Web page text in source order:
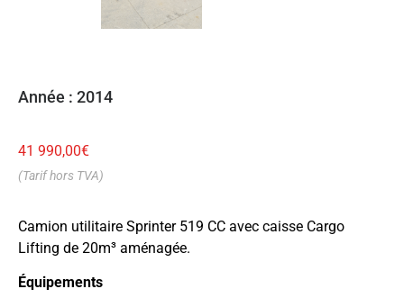
Année : 2014
41 990,00€
(Tarif hors TVA)
Camion utilitaire Sprinter 519 CC avec caisse Cargo
Lifting de 20m³ aménagée.
Équipements